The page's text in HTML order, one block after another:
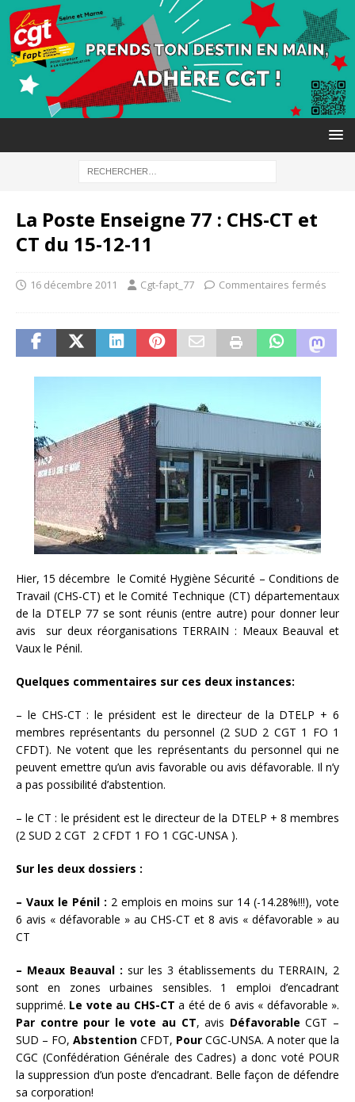
La Poste Enseigne 77 : CHS-CT et
CT du 15-12-11
16 décembre 2011 Cgt-fapt_77 Commentaires fermés
Hier, 15 décembre le Comité Hygiène Sécurité – Conditions de
Travail (CHS-CT) et le Comité Technique (CT) départementaux
de la DTELP 77 se sont réunis (entre autre) pour donner leur
avis sur deux réorganisations TERRAIN : Meaux Beauval et
Vaux le Pénil.
Quelques commentaires sur ces deux instances:
– le CHS-CT : le président est le directeur de la DTELP + 6
membres représentants du personnel (2 SUD 2 CGT 1 FO 1
CFDT). Ne votent que les représentants du personnel qui ne
peuvent emettre qu’un avis favorable ou avis défavorable. Il n’y
a pas possibilité d’abstention.
– le CT : le président est le directeur de la DTELP + 8 membres
(2 SUD 2 CGT 2 CFDT 1 FO 1 CGC-UNSA ).
Sur les deux dossiers :
– Vaux le Pénil : 2 emplois en moins sur 14 (-14.28%!!!), vote
6 avis « défavorable » au CHS-CT et 8 avis « défavorable » au
CT
– Meaux Beauval : sur les 3 établissements du TERRAIN, 2
sont en zones urbaines sensibles. 1 emploi d’encadrant
supprimé. Le vote au CHS-CT a été de 6 avis « défavorable ».
Par contre pour le vote au CT, avis Défavorable CGT –
SUD – FO, Abstention CFDT, Pour CGC-UNSA. A noter que la
CGC (Confédération Générale des Cadres) a donc voté POUR
la suppression d’un poste d’encadrant. Belle façon de défendre
sa corporation!